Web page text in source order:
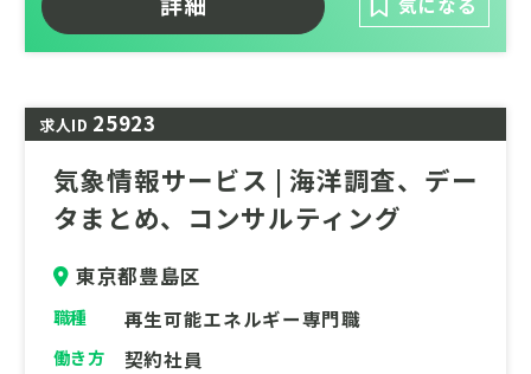
求人ID 25923
気象情報サービス | 海洋調査、デー
タまとめ、コンサルティング
東京都豊島区
職種 再生可能エネルギー専門職
働き方 契約社員